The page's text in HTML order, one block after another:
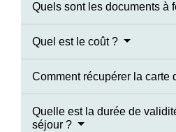
Quels sont les documents à
Quel est le coût ?
Comment récupérer la carte
Quelle est la durée de
séjour ?